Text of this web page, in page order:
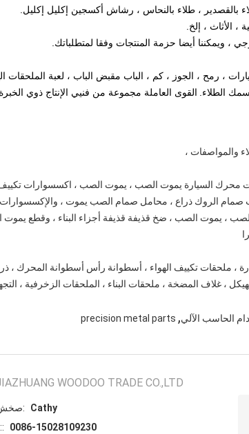
بالقصدير ، طلاء بالنحاس ، رشاش أكسجين إكليل إكليل.
، الأثاث ، إلخ.
، ويمكننا أيضا حزمة المنتجات وفقا لمتطلباتك.
، رمح ، الجوز ، كم ، الباب مقبض الباب ، لعبة الملحقات
سمك الطلاء. القوى العاملة مجموعة من فنيي الإنتاج ذوي الخبرة
والمواصفات ،
محرك السيارة يموت الصب ، يموت الصب ، اكسسوارات
الروك ذراع ، محامل صمام الصب يموت ، والإكسسوارات
، يموت الصب ، ضخ قذيفة قذيفة أجزاء البناء ، وقطع
، ملحقات تكييف الهواء ، أسطوانة رأس أسطوانة المحرك ،
، غلاف المضخة ، ملحقات البناء ، الملحقات الزخرفية ،
الحاسب الآلي,
precision metal parts
WOODOO TRADE CO.,LTD
Cathy
0086-15028109230